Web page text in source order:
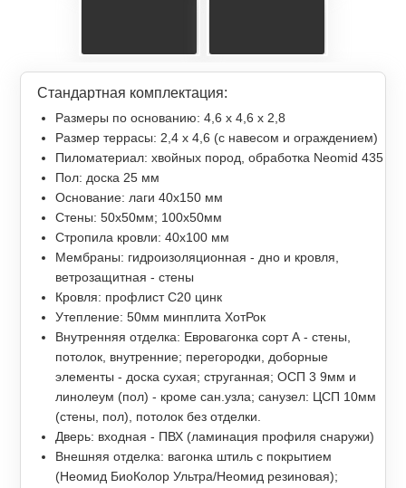
Стандартная комплектация:
Размеры по основанию: 4,6 х 4,6 х 2,8
Размер террасы: 2,4 x 4,6 (с навесом и ограждением)
Пиломатериал: хвойных пород, обработка Neomid 435
Пол: доска 25 мм
Основание: лаги 40х150 мм
Стены: 50х50мм; 100х50мм
Стропила кровли: 40х100 мм
Мембраны: гидроизоляционная - дно и кровля,
ветрозащитная - стены
Кровля: профлист С20 цинк
Утепление: 50мм минплита ХотРок
Внутренняя отделка: Евровагонка сорт А - стены,
потолок, внутренние; перегородки, доборные
элементы - доска сухая; струганная; ОСП 3 9мм и
линолеум (пол) - кроме сан.узла; санузел: ЦСП 10мм
(стены, пол), потолок без отделки.
Дверь: входная - ПВХ (ламинация профиля снаружи)
Внешняя отделка: вагонка штиль с покрытием
(Неомид БиоКолор Ультра/Неомид резиновая);